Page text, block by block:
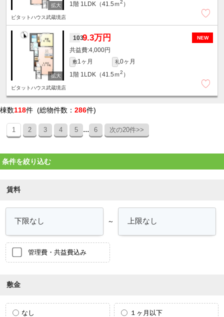
1階 1LDK（41.5ｍ2 ）
ピタットハウス武蔵境店
NEW
1039.3万円
4,000円
敷1ヶ月 礼0ヶ月
1階 1LDK（41.5ｍ2 ）
ピタットハウス武蔵境店
棟数118件 (総物件数： 286件)
1 2 3 4 5 ... 6 次の20件>>
条件を絞り込む
賃料
～
管理費・共益費込み
敷金
なし １ヶ月以下